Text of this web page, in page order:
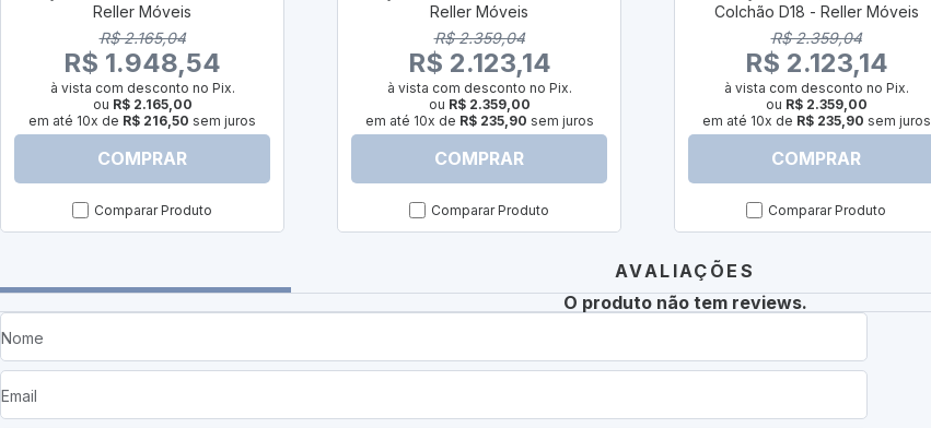
Reller Móveis
R$ 2.165,04
R$ 1.948,54
à vista com desconto no Pix.
ou R$ 2.165,00
em até 10x de R$ 216,50 sem juros
COMPRAR
Comparar Produto
Reller Móveis
R$ 2.359,04
R$ 2.123,14
à vista com desconto no Pix.
ou R$ 2.359,00
em até 10x de R$ 235,90 sem juros
COMPRAR
Comparar Produto
Colchão D18 - Reller Móveis
R$ 2.359,04
R$ 2.123,14
à vista com desconto no Pix.
ou R$ 2.359,00
em até 10x de R$ 235,90 sem juros
COMPRAR
Comparar Produto
AVALIAÇÕES
O produto não tem reviews.